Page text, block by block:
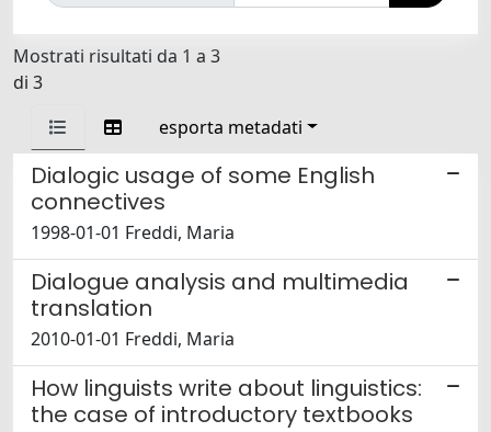
Mostrati risultati da 1 a 3
di 3
esporta metadati
Dialogic usage of some English
connectives
1998-01-01 Freddi, Maria
Dialogue analysis and multimedia
translation
2010-01-01 Freddi, Maria
How linguists write about linguistics:
the case of introductory textbooks